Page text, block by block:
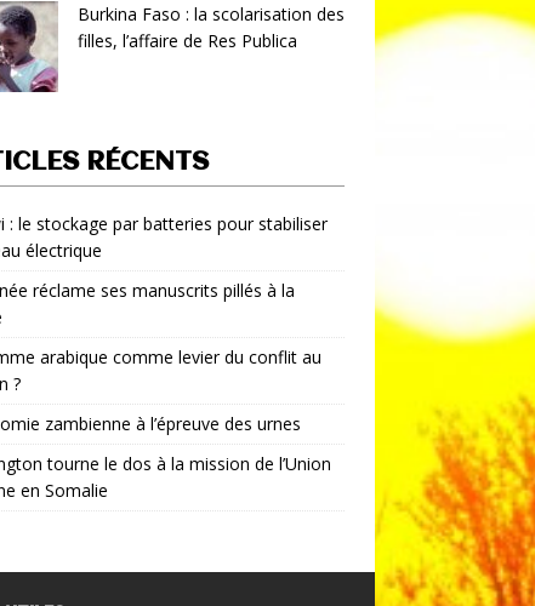
Burkina Faso : la scolarisation des
filles, l’affaire de Res Publica
RÉCENTS
: le stockage par batteries pour stabiliser
électrique
réclame ses manuscrits pillés à la
arabique comme levier du conflit au
?
zambienne à l’épreuve des urnes
tourne le dos à la mission de l’Union
en Somalie